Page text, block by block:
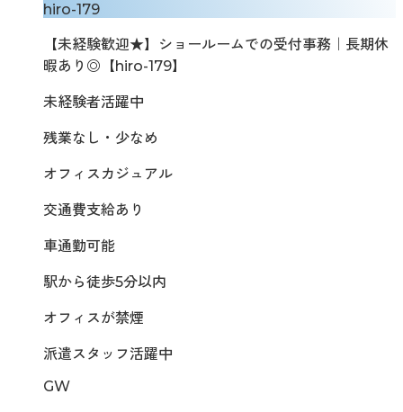
hiro-179
【未経験歓迎★】ショールームでの受付事務｜長期休
暇あり◎【hiro-179】
未経験者活躍中
残業なし・少なめ
オフィスカジュアル
交通費支給あり
車通勤可能
駅から徒歩5分以内
オフィスが禁煙
派遣スタッフ活躍中
GW